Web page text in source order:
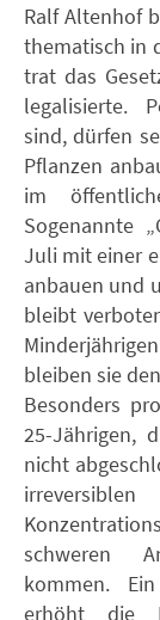
Ralf Altenhof
thematisch in
trat das
legalisierte.
sind, dürfen
Pflanzen
im
Sogenannte
Juli mit einer
anbauen und
bleibt
bleiben sie
Besonders
25-Jährigen,
nicht
schweren
kommen.
erhöht die